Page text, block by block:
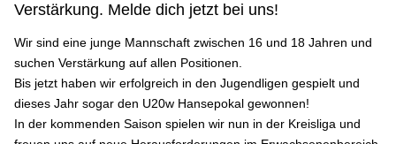
Verstärkung. Melde dich jetzt bei uns!
Wir sind eine junge Mannschaft zwischen 16 und 18 Jahren und
suchen Verstärkung auf allen Positionen.
Bis jetzt haben wir erfolgreich in den Jugendligen gespielt und
dieses Jahr sogar den U20w Hansepokal gewonnen!
In der kommenden Saison spielen wir nun in der Kreisliga und